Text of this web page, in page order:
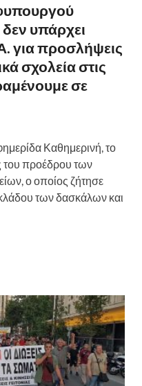
δεν υπάρχει
για προσλήψεις
σχολεία στις
σε
Καθημερινή, το
του προέδρου των
ο οποίος ζήτησε
των δασκάλων και